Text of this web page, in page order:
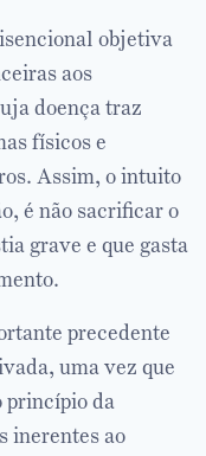
objetiva
aos
doença traz
físicos e
Assim, o intuito
é não sacrificar o
grave e que gasta
precedente
uma vez que
princípio da
inerentes ao